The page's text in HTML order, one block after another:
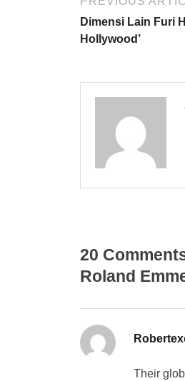
Dimensi Lain Furi
Hollywood’
20
Roland
Their